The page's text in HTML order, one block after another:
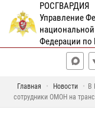
РОСГВАРДИЯ
Управление
Федерации по
Главная Новости
В
сотрудники ОМОН на